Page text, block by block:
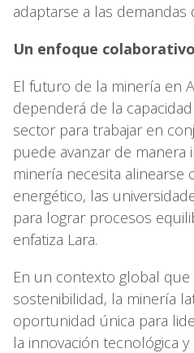
adaptarse a las demandas
Un enfoque colaborativo
El futuro de la minería en
dependerá de la
sector para trabajar en
puede avanzar de manera
minería necesita alinearse
energético, las
para lograr procesos
enfatiza Lara.
En un contexto global que
sostenibilidad, la minería
oportunidad única para
la innovación tecnológica